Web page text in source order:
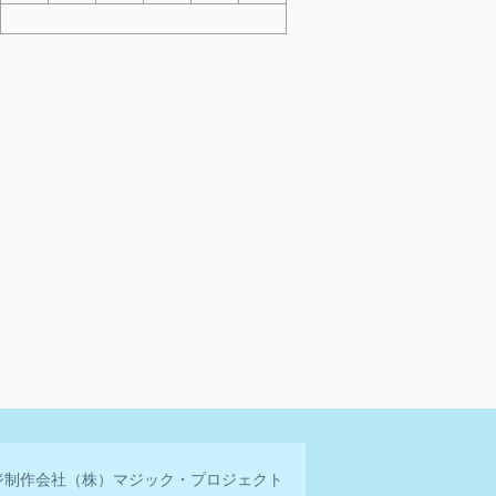
作会社 （株）マジック・プロジェクト